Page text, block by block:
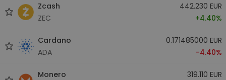
Zcash
ZEC
442.230 EUR
+4.40%
Cardano
ADA
0.171485000 EUR
-4.40%
Monero
319.110 EUR